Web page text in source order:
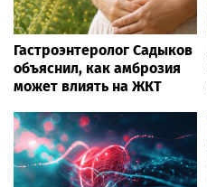
Гастроэнтеролог Садыков
объяснил, как амброзия
может влиять на ЖКТ